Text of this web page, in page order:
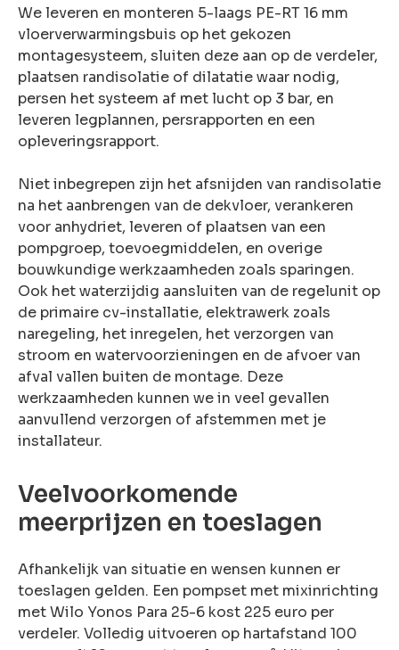
We leveren en monteren 5-laags PE-RT 16 mm
vloerverwarmingsbuis op het gekozen
montagesysteem, sluiten deze aan op de verdeler,
plaatsen randisolatie of dilatatie waar nodig,
persen het systeem af met lucht op 3 bar, en
leveren legplannen, persrapporten en een
opleveringsrapport.
Niet inbegrepen zijn het afsnijden van randisolatie
na het aanbrengen van de dekvloer, verankeren
voor anhydriet, leveren of plaatsen van een
pompgroep, toevoegmiddelen, en overige
bouwkundige werkzaamheden zoals sparingen.
Ook het waterzijdig aansluiten van de regelunit op
de primaire cv-installatie, elektrawerk zoals
naregeling, het inregelen, het verzorgen van
stroom en watervoorzieningen en de afvoer van
afval vallen buiten de montage. Deze
werkzaamheden kunnen we in veel gevallen
aanvullend verzorgen of afstemmen met je
installateur.
Veelvoorkomende
meerprijzen en toeslagen
Afhankelijk van situatie en wensen kunnen er
toeslagen gelden. Een pompset met mixinrichting
met Wilo Yonos Para 25-6 kost 225 euro per
verdeler. Volledig uitvoeren op hartafstand 100